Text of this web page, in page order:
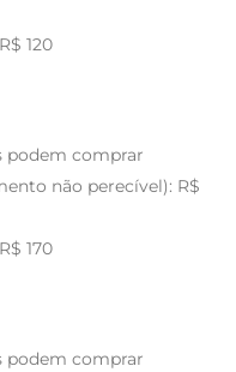
120
podem comprar
não perecível): R$
170
podem comprar